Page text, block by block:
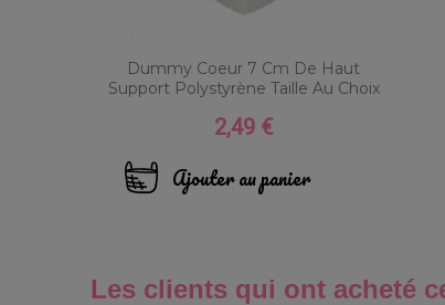
Dummy Coeur 7 Cm De Haut
Support Polystyrène Taille Au Choix
Prix
2,49 €
Ajouter au panier
Les clients qui ont acheté